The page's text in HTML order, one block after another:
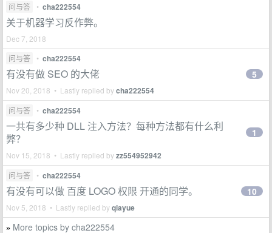
问与答 • cha222554
关于机器学习反作弊。
Dec 7, 2018
问与答
• cha222554
有没有做 SEO 的大佬
Nov 20, 2018 • Lastly replied bycha222554
5
问与答 • cha222554
一共有多少种 DLL 注入方法？每种方法都有什么利
弊？
Nov 15, 2018 • Lastly replied byzz554952942
1
问与答 • cha222554
有没有可以做 百度 LOGO 权限 开通的同学。
Nov 5, 2018 • Lastly replied byqiayue
10
» More topics by cha222554